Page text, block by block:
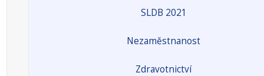
SLDB 2021
Nezaměstnanost
Zdravotnictví